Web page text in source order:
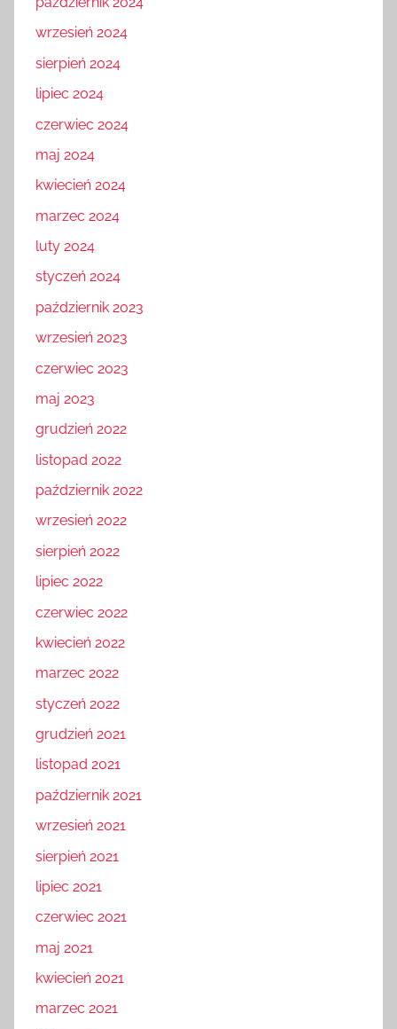
wrzesień 2024
sierpień 2024
lipiec 2024
czerwiec 2024
maj 2024
kwiecień 2024
marzec 2024
luty 2024
styczeń 2024
październik 2023
wrzesień 2023
czerwiec 2023
maj 2023
grudzień 2022
listopad 2022
październik 2022
wrzesień 2022
sierpień 2022
lipiec 2022
czerwiec 2022
kwiecień 2022
marzec 2022
styczeń 2022
grudzień 2021
listopad 2021
październik 2021
wrzesień 2021
sierpień 2021
lipiec 2021
czerwiec 2021
maj 2021
kwiecień 2021
marzec 2021